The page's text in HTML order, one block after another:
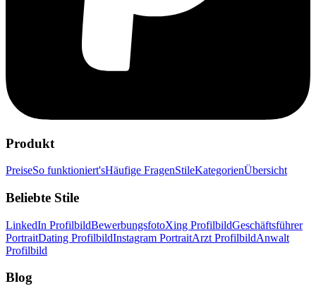
Produkt
PreiseSo funktioniert'sHäufige FragenStileKategorienÜbersicht
Beliebte Stile
LinkedIn ProfilbildBewerbungsfotoXing ProfilbildGeschäftsführer
PortraitDating ProfilbildInstagram PortraitArzt ProfilbildAnwalt
Profilbild
Blog